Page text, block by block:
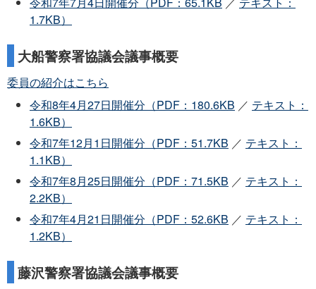
1.7KB）
大船警察署協議会議事概要
委員の紹介はこちら
令和8年4月27日開催分（PDF：180.6KB ／ テキスト：
1.6KB）
令和7年12月1日開催分（PDF：51.7KB ／ テキスト：
1.1KB）
令和7年8月25日開催分（PDF：71.5KB ／ テキスト：
2.2KB）
令和7年4月21日開催分（PDF：52.6KB ／ テキスト：
1.2KB）
藤沢警察署協議会議事概要